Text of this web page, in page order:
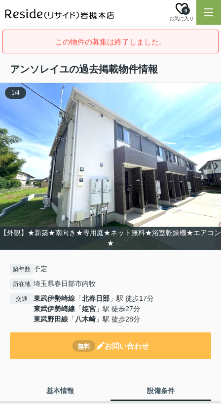
お気に入り
0
この物件の募集は終了しました。
アンソレイユの過去掲載物件情報
【外観】★新築★南向き★専用庭★ネット無料★浴室乾燥機★エアコン
★
1/4
築年数 予定
所在地 埼玉県春日部市内牧
交通 東武伊勢崎線 「北春日部 」駅 徒歩17分
東武伊勢崎線 「姫宮 」駅 徒歩27分
東武野田線 「八木崎 」駅 徒歩28分
無料 お問い合わせ
基本情報 設備条件